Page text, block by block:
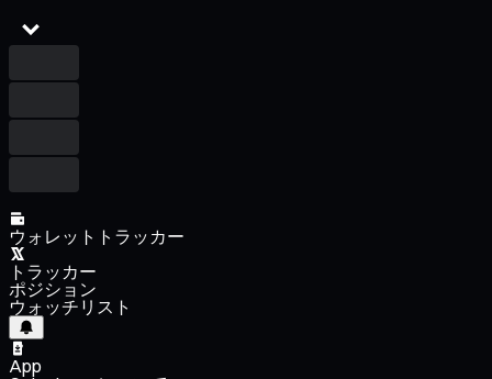
ウォレットトラッカー
トラッカー
ポジション
ウォッチリスト
App